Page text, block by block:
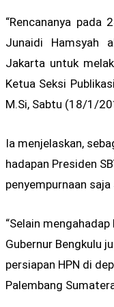
“Rencananya pada
Junaidi Hamsyah
Jakarta untuk
Ketua Seksi
M.Si, Sabtu (18/1/
Ia menjelaskan,
hadapan Presiden
penyempurnaan
“Selain
Gubernur Bengkulu
persiapan HPN di
Palembang